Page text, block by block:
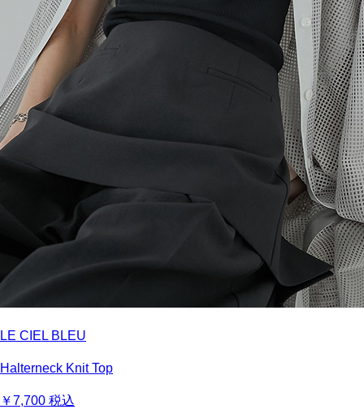
LE CIEL BLEU
Halterneck Knit Top
￥7,700 税込